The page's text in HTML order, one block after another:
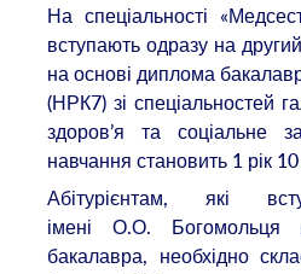
На спеціальності
вступають одразу на
на основі диплома
(НРК7) зі спеціальностей
здоров’я та соціальне
навчання становить 1 рік 10
Абітурієнтам, які
імені О.О. Богомольця
бакалавра, необхідно